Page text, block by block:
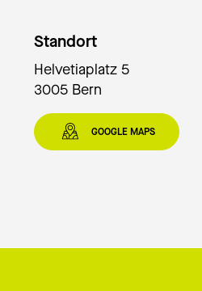
Standort
Helvetiaplatz 5
3005 Bern
GOOGLE MAPS